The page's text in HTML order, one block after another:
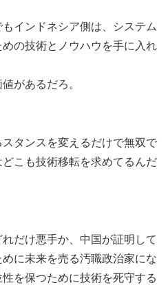
インドネシア側は、システム
の技術とノウハウを手に入れ
があるだろ。
タンスを変えるだけで無双で
こも技術移転を求めてるんだ
だけ悪手か、中国が証明して
に未来を売る汚職政治家にな
を保つために技術を死守する